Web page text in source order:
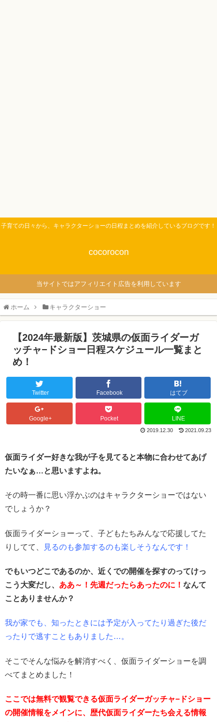
子育ての日々から、キャラクターショーの日程まとめを紹介しているブログです！
cocorocon
当サイトではアフィリエイト広告を利用しています
ホーム キャラクターショー
【2024年最新版】茨城県の仮面ライダーガ
ッチャ−ドショー日程スケジュール一覧まと
め！
Twitter Facebook はてブ
Google+ Pocket LINE
2019.12.30 2021.09.23
仮面ライダー好きな我が子を見てると本物に合わせてあげ
たいなぁ…と思いますよね。
その時一番に思い浮かぶのはキャラクターショーではない
でしょうか？
仮面ライダーショーって、子どもたちみんなで応援してた
りしてて、
見るのも参加するのも楽しそうなんです！
でもいつどこであるのか、近くでの開催を探すのってけっ
こう大変だし、 ああ～！先週だったらあったのに！ なんて
ことありませんか？
我が家でも、知ったときには予定が入ってたり過ぎた後だ
ったりで逃すこともありました…。
そこでそんな悩みを解消すべく、仮面ライダーショーを調
べてまとめました！
ここでは無料で観覧できる仮面ライダーガッチャ−ドショー
の開催情報をメインに、歴代仮面ライダーたち会える情報